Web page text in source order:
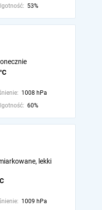
53%
1008 hPa
60%
lekki
1009 hPa